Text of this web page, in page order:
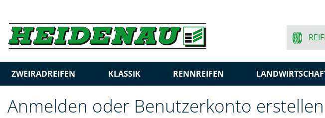
ZWEIRADREIFEN KLASSIK RENNREIFEN
Anmelden oder Benutzerkonto erstellen